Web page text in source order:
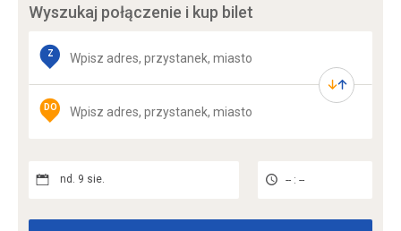
Wyszukaj połączenie i kup bilet
Z
DO
nd. 9 sie. -- : --